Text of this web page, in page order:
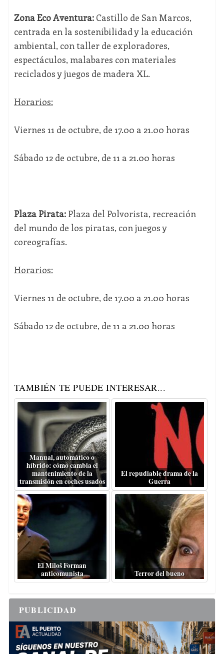
Zona Eco Aventura: Castillo de San Marcos,
centrada en la sostenibilidad y la educación
ambiental, con taller de exploradores,
espectáculos, malabares con materiales
reciclados y juegos de madera XL.
Horarios:
Viernes 11 de octubre, de 17.00 a 21.00 horas
Sábado 12 de octubre, de 11 a 21.00 horas
Plaza Pirata: Plaza del Polvorista, recreación
del mundo de los piratas, con juegos y
coreografías.
Horarios:
Viernes 11 de octubre, de 17.00 a 21.00 horas
Sábado 12 de octubre, de 11 a 21.00 horas
TAMBIÉN TE PUEDE INTERESAR...
Manual, automático o
híbrido: cómo cambia el
mantenimiento de la
transmisión en coches usados
El repudiable drama de la
Guerra
El Miloš Forman
anticomunista
Terror del bueno
PUBLICIDAD